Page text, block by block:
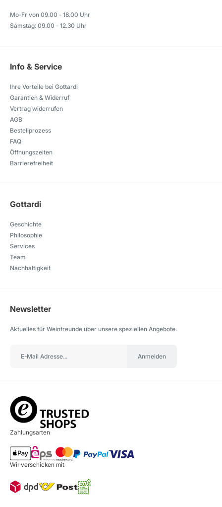
Mo-Fr von 09.00 - 18.00 Uhr
Samstag: 09.00 - 12.30 Uhr
Info & Service
Ihre Vorteile bei Gottardi
Garantien & Widerruf
Vertrag widerrufen
AGB
Bestellprozess
FAQ
Öffnungszeiten
Barrierefreiheit
Gottardi
Geschichte
Philosophie
Services
Team
Nachhaltigkeit
Newsletter
Aktuelles für Weinfreunde über unsere speziellen Angebote.
Anmelden
Zahlungsarten
Wir verschicken mit